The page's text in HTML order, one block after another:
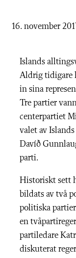
16. november
Islands
Aldrig tidigare
in sina
Tre partier
centerpartiet
valet av
Davíð
parti.
Historiskt sett
bildats av två
politiska
en
partiledare
diskuterat